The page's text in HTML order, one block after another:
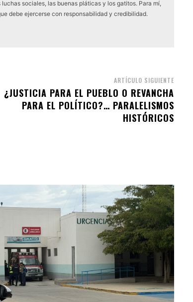
sociales, las buenas pláticas y los gatitos. Para mí,
debe ejercerse con responsabilidad y credibilidad.
ARTÍCULO SIGUIENTE
¿JUSTICIA PARA EL PUEBLO O REVANCHA
PARA EL POLÍTICO?… PARALELISMOS
HISTÓRICOS